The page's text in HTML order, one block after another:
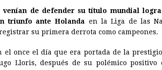
r
t
venían de defender su título mundial
triunfo ante Holanda en la Liga de las
su primera derrota como campeones.
el once el día que era portada de la
Lloris, después de su polémico